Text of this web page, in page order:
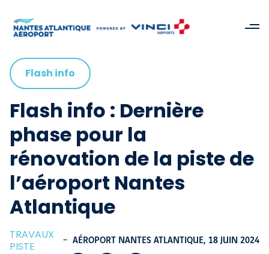
Flash info
Flash info : Dernière
phase pour la
rénovation de la piste de
l’aéroport Nantes
Atlantique
TRAVAUX
PISTE
- AÉROPORT NANTES ATLANTIQUE, 18 JUIN 2024